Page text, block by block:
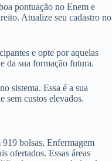
pontuação no Enem e
Atualize seu cadastro no
e opte por aquelas
da sua formação futura.
sistema. Essa é a sua
sem custos elevados.
bolsas, Enfermagem
ofertados. Essas áreas